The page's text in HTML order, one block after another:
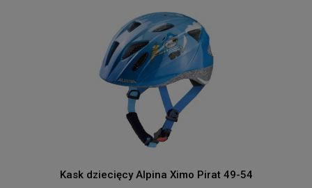
Kask dziecięcy Alpina Ximo Pirat 49-54